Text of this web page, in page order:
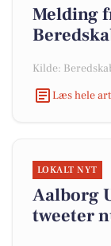
Melding
Kilde:
Læs hele
LOKALT NYT
Aalborg
tweeter